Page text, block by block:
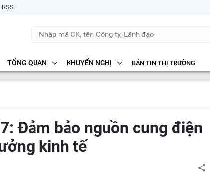
RSS
TỔNG QUAN KHUYẾN NGHỊ BẢN TIN THỊ TRƯỜNG
Đảm bảo nguồn cung điện
kinh tế